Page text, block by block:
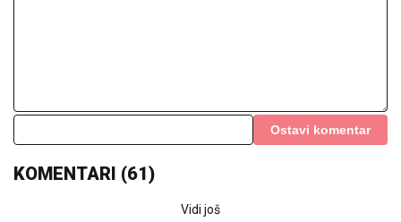
UMRO POZNATI MUZIČAR,preminuo u 78. godini